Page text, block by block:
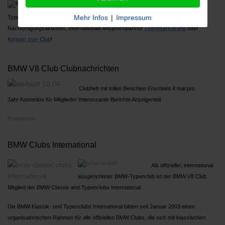
Typenreferenten
Nachfertigungsaktionen, Internationale AnsprechpartnerEintrittserklärungoder
Kontakt zum Club!
BMW V8 Club Clubnachrichten
Clubheft mit tollen Berichten Erscheint 4 mal pro
Jahr Kostenlos für Mitglieder Interessante Berichte Anzeigenteil.
BMW Clubs International
Als offizieller, international
ausgerichteter BMW-Typenclub ist der BMW V8 Club
Mitglied der BMW Classic and Typenclubs International.
Die BMW Klassik- und Typenclubs International bilden seit Januar 2003 einen
organisatorischen Rahmen für alle offiziellen BMW Clubs, die sich mit klassischen
Mehr Infos | Impressum